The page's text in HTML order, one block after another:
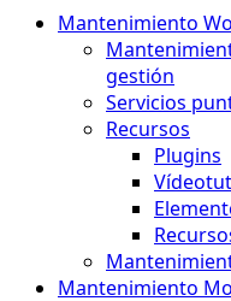
Mantenimiento
gestión
Servicios
Recursos
Plugins
Mantenimiento